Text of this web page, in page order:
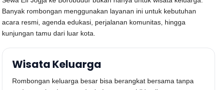
Banyak rombongan menggunakan layanan ini untuk kebutuhan
acara resmi, agenda edukasi, perjalanan komunitas, hingga
kunjungan tamu dari luar kota.
Wisata Keluarga
Rombongan keluarga besar bisa berangkat bersama tanpa